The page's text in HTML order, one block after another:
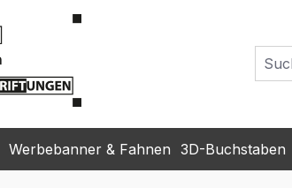
Werbebanner & Fahnen 3D-Buchstaben